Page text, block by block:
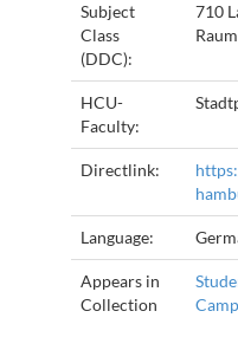
Subject
Class
(DDC):
710
HCU-
Faculty:
Directlink:
Language:
Appears in
Collection